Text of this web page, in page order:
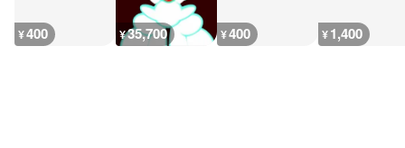
¥400 ¥35,700 ¥400 ¥1,400